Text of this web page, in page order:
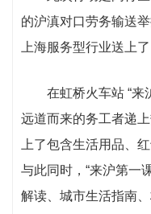
的沪滇对口劳务输送
上海服务型行业送上了
在虹桥火车站 “来
远道而来的务工者递
上了包含生活用品、
与此同时，“来沪第一
解读、城市生活指南